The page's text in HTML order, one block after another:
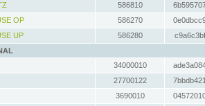
586810
OP
586270
UP
586280
34000010
27700122
3690010